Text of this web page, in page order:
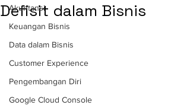
Akuntansi
Keuangan Bisnis
Data dalam Bisnis
Customer Experience
Pengembangan Diri
Google Cloud Console
Defisit dalam Bisnis